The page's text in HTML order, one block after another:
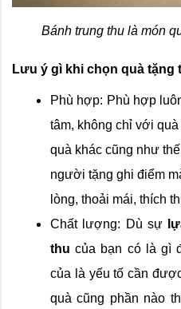
Bánh trung thu là món
Lưu ý gì khi chọn quà tặng
Phù hợp: Phù hợp
tâm, không chỉ với
quà khác cũng như
người tặng ghi điểm
lòng, thoải mái, thích
Chất lượng: Dù sự
thu của bạn có là gì
của là yếu tố cần
quà cũng phần nào